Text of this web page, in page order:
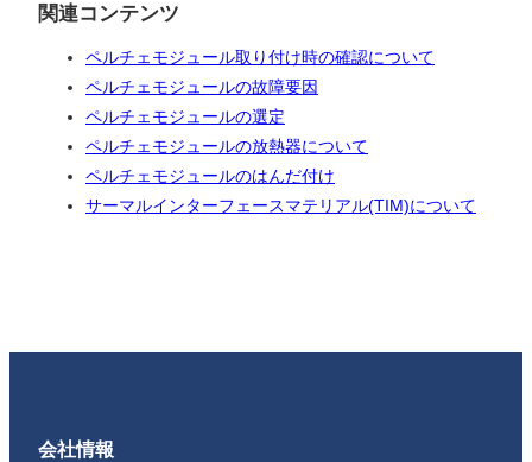
関連コンテンツ
ペルチェモジュール取り付け時の確認について
ペルチェモジュールの故障要因
ペルチェモジュールの選定
ペルチェモジュールの放熱器について
ペルチェモジュールのはんだ付け
サーマルインターフェースマテリアル(TIM)について
会社情報